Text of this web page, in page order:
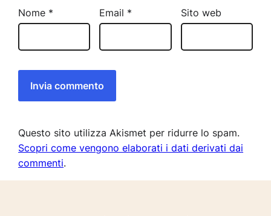
Nome * Email * Sito web
Questo sito utilizza Akismet per ridurre lo spam.
Scopri come vengono elaborati i dati derivati dai
commenti.